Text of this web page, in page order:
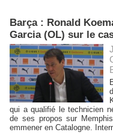
Barça : Ronald
Garcia (OL) sur le
qui a qualifié le technicien
de ses propos sur
emmener en Catalogne.